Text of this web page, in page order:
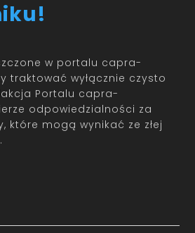
w portalu capra-
traktować wyłącznie czysto
Portalu capra-
odpowiedzialności za
które mogą wynikać ze złej